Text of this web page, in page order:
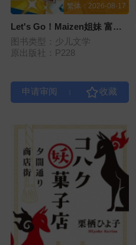
繁体：2026-08-17
Let's Go！Maizen姐妹 富豪
监狱VS贫民监狱 （第三册）
图书类型：少儿文学
原出版社：P228